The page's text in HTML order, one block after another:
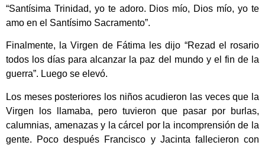
“Santísima Trinidad, yo te adoro. Dios mío, Dios mío, yo te
amo en el Santísimo Sacramento”.
Finalmente, la Virgen de Fátima les dijo “Rezad el rosario
todos los días para alcanzar la paz del mundo y el fin de la
guerra”. Luego se elevó.
Los meses posteriores los niños acudieron las veces que la
Virgen los llamaba, pero tuvieron que pasar por burlas,
calumnias, amenazas y la cárcel por la incomprensión de la
gente. Poco después Francisco y Jacinta fallecieron con